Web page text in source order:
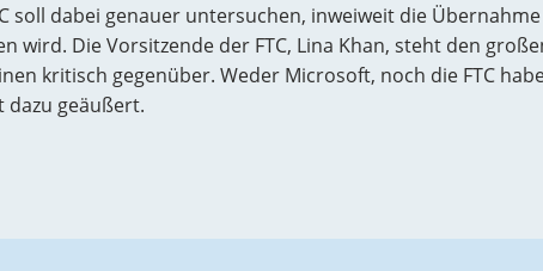
soll dabei genauer untersuchen, inweiweit die Übernahme
wird. Die Vorsitzende der FTC, Lina Khan, steht den
kritisch gegenüber. Weder Microsoft, noch die FTC
dazu geäußert.